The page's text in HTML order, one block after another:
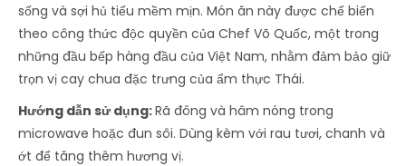
sống và sợi hủ tiếu mềm mịn. Món ăn này được chế biến
theo công thức độc quyền của Chef Võ Quốc, một trong
những đầu bếp hàng đầu của Việt Nam, nhằm đảm bảo giữ
trọn vị cay chua đặc trưng của ẩm thực Thái.
Hướng dẫn sử dụng:Rã đông và hâm nóng trong
microwave hoặc đun sôi. Dùng kèm với rau tươi, chanh và
ớt để tăng thêm hương vị.